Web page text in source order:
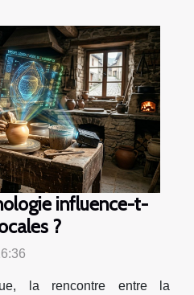
influence-t-
?
la rencontre entre la